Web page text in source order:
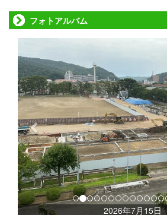
フォトアルバム
2026年7月15日
r
e
v
i
o
u
s